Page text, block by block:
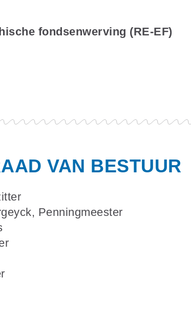
fondsenwerving (RE-EF)
VAN BESTUUR
Penningmeester